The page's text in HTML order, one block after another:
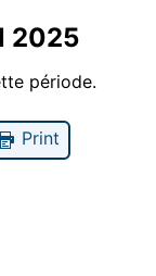
2025
période.
Print